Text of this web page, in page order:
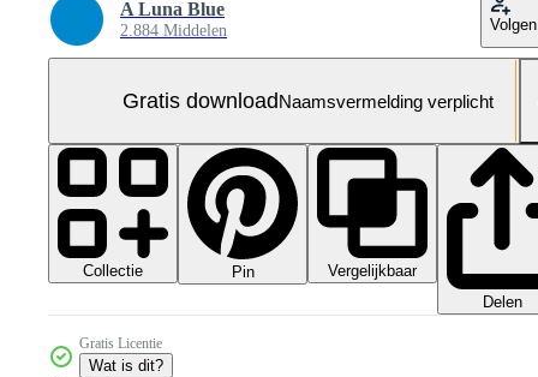
A Luna Blue
2.884 Middelen Volgen
Gratis downloadNaamsvermelding verplicht
Collectie Pin
Vergelijkbaar
Delen
Gratis Licentie
Wat is dit?